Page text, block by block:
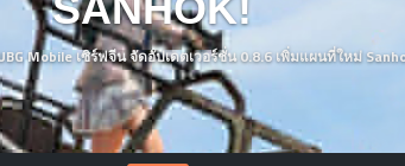
Mobile เซิร์ฟจีน จัดอัปเดตเวอร์ชั่น 0.8.6 เพิ่มแผนที่ใหม่